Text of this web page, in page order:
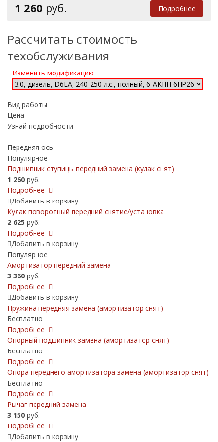
1 260 руб. Подробнее
Рассчитать стоимость
техобслуживания
Изменить модификацию
Вид работы
Цена
Узнай подробности
Передняя ось
Популярное
Подшипник ступицы передний замена (кулак снят)
1 260 руб.
Подробнее
Добавить в корзину
Кулак поворотный передний снятие/установка
2 625 руб.
Подробнее
Добавить в корзину
Популярное
Амортизатор передний замена
3 360 руб.
Подробнее
Добавить в корзину
Пружина передняя замена (амортизатор снят)
Бесплатно
Подробнее
Опорный подшипник замена (амортизатор снят)
Бесплатно
Подробнее
Опора переднего амортизатора замена (амортизатор снят)
Бесплатно
Подробнее
Рычаг передний замена
3 150 руб.
Подробнее
Добавить в корзину